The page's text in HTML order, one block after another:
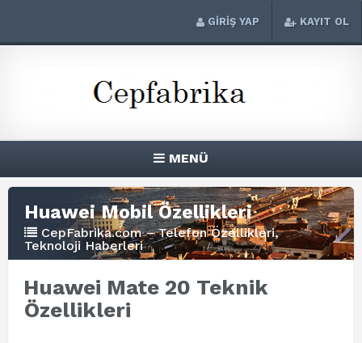
GİRİŞ YAP KAYIT OL
MENÜ
Huawei Mobil Özellikleri
CepFabrika.com – Telefon Özellikleri,
Teknoloji Haberleri
Huawei Mate 20 Teknik
Özellikleri